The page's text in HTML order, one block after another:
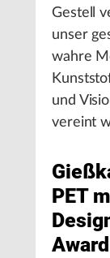
Gestell
unser
wahre
und
vereint
PET